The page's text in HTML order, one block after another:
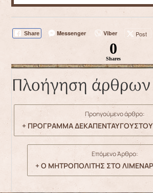
Share Messenger Viber Post
0
Shares
Πλοήγηση άρθρων
Προηγούμενο άρθρο:
+ ΠΡΟΓΡΑΜΜΑ ΔΕΚΑΠΕΝΤΑΥΓΟΥΣΤΟΥ
Επόμενο Άρθρο:
+ Ο ΜΗΤΡΟΠΟΛΙΤΗΣ ΣΤΟ